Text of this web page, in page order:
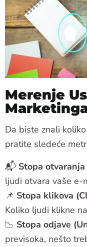
Merenje
Da biste znali
pratite sledeće
📬 Stopa
ljudi otvara vaše e-
📌 Stopa klikova
Koliko ljudi klikne
📉 Stopa odjave
previsoka, nešto